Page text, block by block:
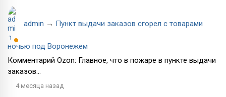
admin → Пункт выдачи заказов сгорел с товарами
ночью под Воронежем
Комментарий Ozon: Главное, что в пожаре в пункте выдачи
заказов...
4 месяца назад